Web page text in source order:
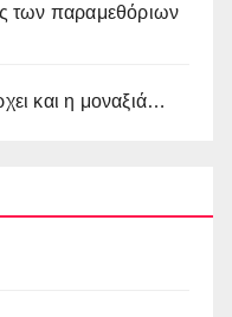
των παραμεθόριων
και η μοναξιά…